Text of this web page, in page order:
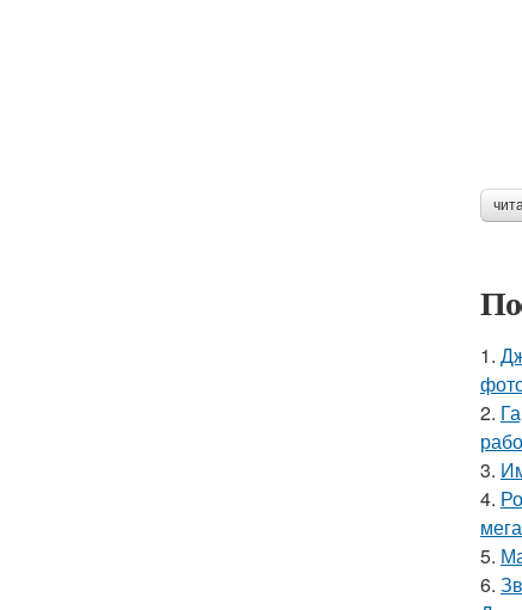
1.
2.
3.
4.
5.
6.